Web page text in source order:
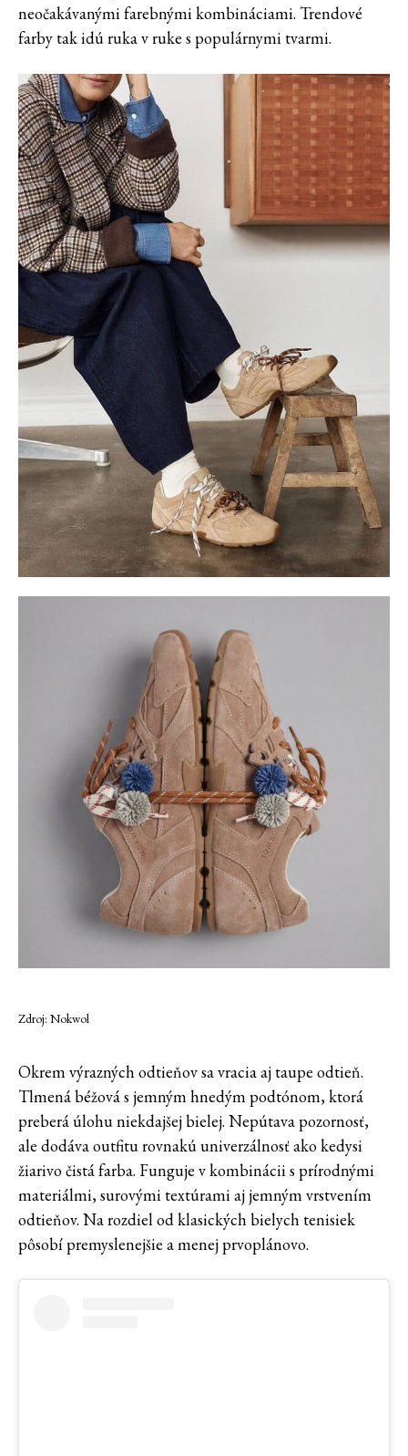
neočakávanými farebnými kombináciami. Trendové
farby tak idú ruka v ruke s populárnymi tvarmi.
Zdroj: Nokwol
Okrem výrazných odtieňov sa vracia aj taupe odtieň.
Tlmená béžová s jemným hnedým podtónom, ktorá
preberá úlohu niekdajšej bielej. Nepútava pozornosť,
ale dodáva outfitu rovnakú univerzálnosť ako kedysi
žiarivo čistá farba. Funguje v kombinácii s prírodnými
materiálmi, surovými textúrami aj jemným vrstvením
odtieňov. Na rozdiel od klasických bielych tenisiek
pôsobí premyslenejšie a menej prvoplánovo.